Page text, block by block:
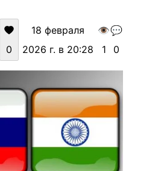
0
18 февраля
2026 г. в 20:28
👁️
1
💬
0